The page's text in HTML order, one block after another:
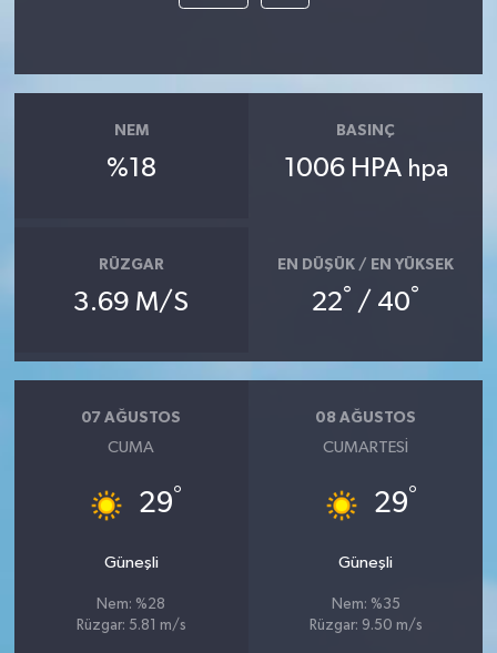
NEM
%18
BASINÇ
1006 HPA hpa
RÜZGAR
3.69 M/S
EN DÜŞÜK / EN YÜKSEK
22° / 40°
07 AĞUSTOS
CUMA
29°
Güneşli
Nem: %28
Rüzgar: 5.81 m/s
08 AĞUSTOS
CUMARTESI
29°
Güneşli
Nem: %35
Rüzgar: 9.50 m/s